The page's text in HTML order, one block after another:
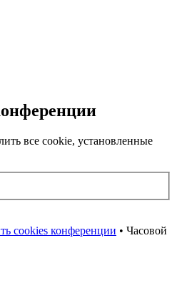
все cookie, установленные
cookies конференции • Часовой